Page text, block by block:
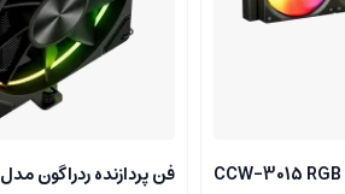
فن پردازنده ردراگون مدل CC-2313 RGB